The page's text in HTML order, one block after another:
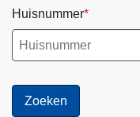
Huisnummer